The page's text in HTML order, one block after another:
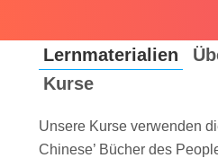
Lernmaterialien
Kurse
Unsere Kurse verwenden
Chinese’ Bücher des